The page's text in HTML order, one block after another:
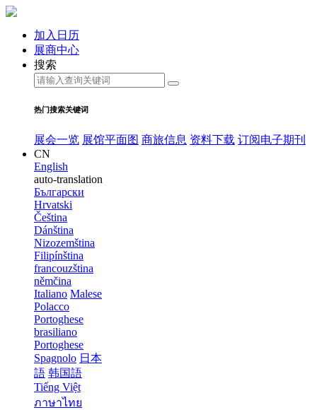
加入日历
展商中心
搜索
热门搜索关键词
展会一览 展馆平面图 商旅信息 资料下载 订阅电子期刊
CN
English
auto-translation
Български
Hrvatski
Čeština
Dánština
Nizozemština
Filipínština
francouzština
němčina
Italiano Malese
Polacco
Portoghese
brasiliano
Portoghese
Spagnolo 日本
語 韩国語
Tiếng Việt
ภาษาไทย